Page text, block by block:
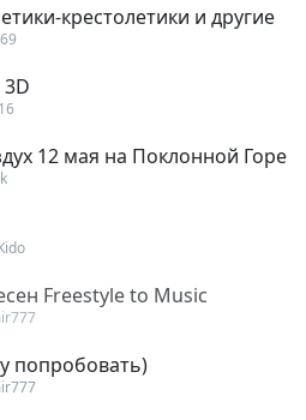
крестолетики и другие
12 мая на Поклонной Горе
Freestyle to Music
попробовать)